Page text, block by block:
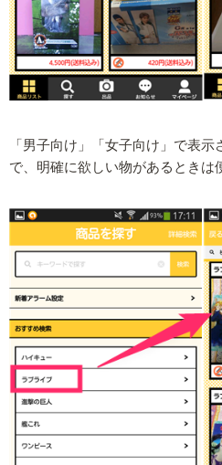
「男子向け」「女子向け」で表
で、明確に欲しい物があるときは